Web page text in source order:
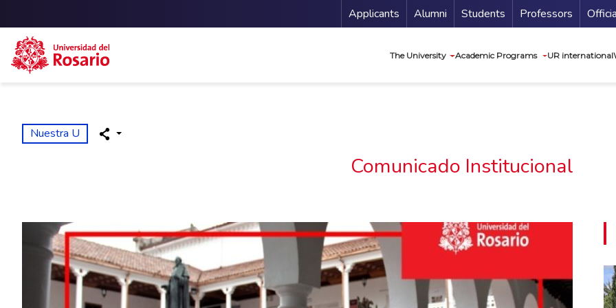
Skip to main content
Menu Secundario
Applicants Alumni Students Professors
The University Academic Programs UR international
Nuestra U
Comunicado Institucional